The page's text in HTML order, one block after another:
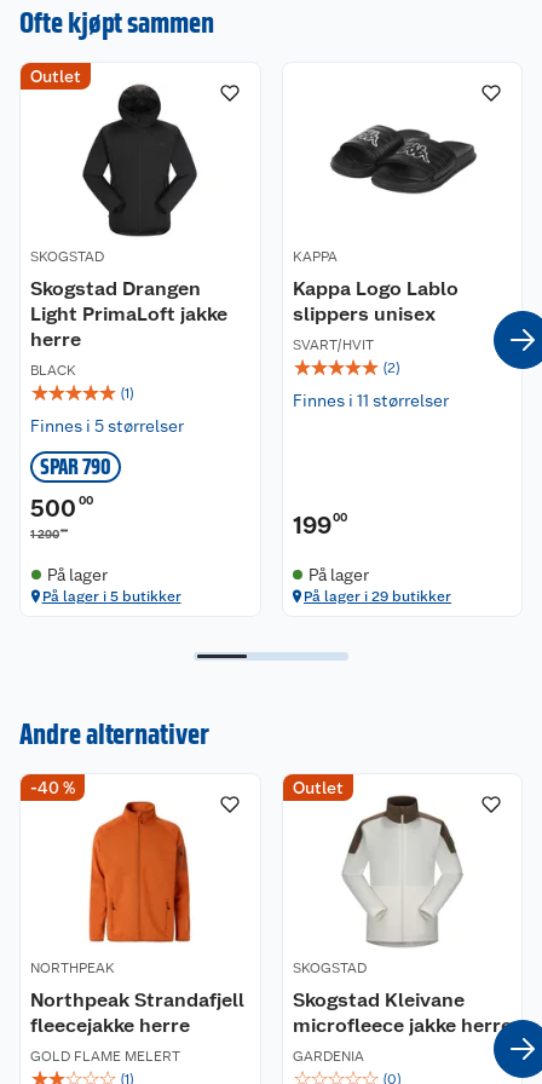
sidelommer.
Øvrige detaljer:
Polarfleece
Høy hals
Sidelommer
Omini logo på brystet
Materiale:
100% polyester
Materialegenskaper:
Isolerende
Passform:
Rett modell. Normal i størrelsen.
Vaskeanvisning:
Kan vaskes i vaskemaskin på maks 40 grader. Kan
tørkes i tørketrommel på lav varme.
en omtale.
Ofte kjøpt sammen
Outlet
SKOGSTAD
Skogstad Drangen
Light PrimaLoft jakke
herre
BLACK
☆☆☆☆☆ (1)
Finnes i 5 størrelser
SPAR 790
500 00
1 29000
På lager
På lager i 5 butikker
KAPPA
Kappa Logo Lablo
slippers unisex
SVART/HVIT
☆☆☆☆☆ (2)
Finnes i 11 størrelser
19900
På lager
På lager i 29 butikker
Andre alternativer
-40 %
NORTHPEAK
Northpeak Strandafjell
fleecejakke herre
GOLD FLAME MELERT
☆☆☆☆☆ (1)
Outlet
SKOGSTAD
Skogstad Kleivane
microfleece jakke herre
GARDENIA
☆☆☆☆☆ (0)
Om oss
Nyheter
Våre butikker
Våre merkevarer
Kundeservice
Kontakt oss
Angre- og returrett
Reklamasjon og garanti
Ofte stilte spørsmål